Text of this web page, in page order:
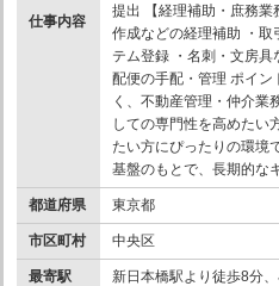
仕事内容
提出 【経理補助・庶務
作成などの経理補助 ・取
テム登録 ・名刺・文房
配便の手配・管理 ポイン
く、不動産管理・仲介業
しての専門性を高めたい
たい方にぴったりの環境
基盤のもとで、長期的な
都道府県 東京都
市区町村 中央区
最寄駅 新日本橋駅より徒歩8分